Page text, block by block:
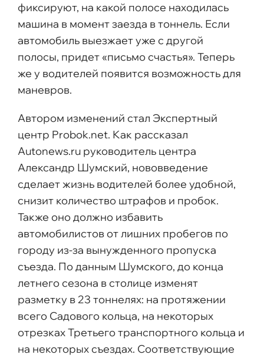
фиксируют, на какой полосе находилась
машина в момент заезда в тоннель. Если
автомобиль выезжает уже с другой
полосы, придет «письмо счастья». Теперь
же у водителей появится возможность для
маневров.
Автором изменений стал Экспертный
центр Probok.net. Как рассказал
Autonews.ru руководитель центра
Александр Шумский, нововведение
сделает жизнь водителей более удобной,
снизит количество штрафов и пробок.
Также оно должно избавить
автомобилистов от лишних пробегов по
городу из-за вынужденного пропуска
съезда. По данным Шумского, до конца
летнего сезона в столице изменят
разметку в 23 тоннелях: на протяжении
всего Садового кольца, на некоторых
отрезках Третьего транспортного кольца и
на некоторых съездах. Соответствующие